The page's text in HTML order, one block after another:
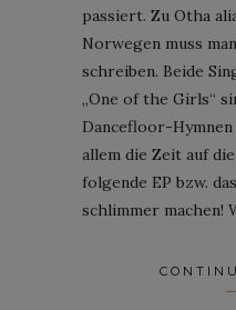
passiert. Zu Otha
Norwegen muss
schreiben. Beide
„One of the Girls“
Dancefloor-
allem die Zeit auf
folgende EP bzw.
schlimmer machen!